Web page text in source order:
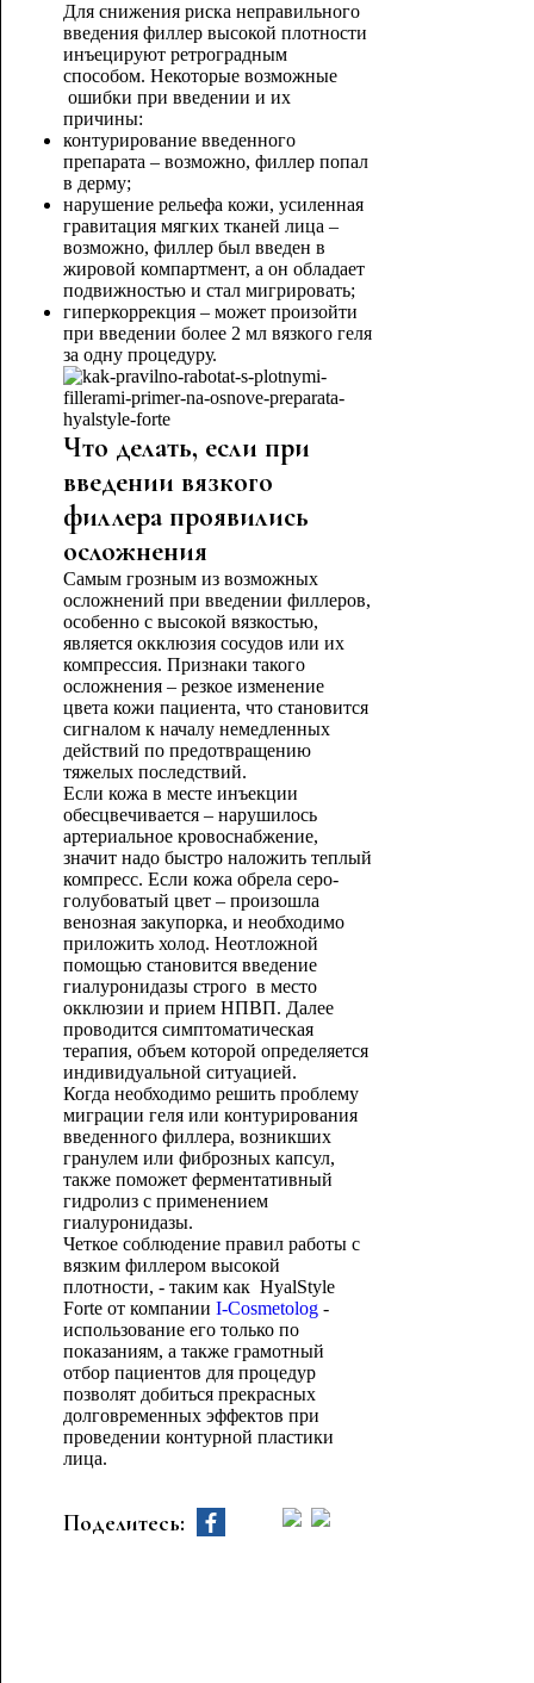
Для снижения риска неправильного
введения филлер высокой плотности
инъецируют ретроградным
способом. Некоторые возможные
ошибки при введении и их
причины:
контурирование введенного
препарата – возможно, филлер попал
в дерму;
нарушение рельефа кожи, усиленная
гравитация мягких тканей лица –
возможно, филлер был введен в
жировой компартмент, а он обладает
подвижностью и стал мигрировать;
гиперкоррекция – может произойти
при введении более 2 мл вязкого геля
за одну процедуру.
Что делать, если при
введении вязкого
филлера проявились
осложнения
Самым грозным из возможных
осложнений при введении филлеров,
особенно с высокой вязкостью,
является окклюзия сосудов или их
компрессия. Признаки такого
осложнения – резкое изменение
цвета кожи пациента, что становится
сигналом к началу немедленных
действий по предотвращению
тяжелых последствий.
Если кожа в месте инъекции
обесцвечивается – нарушилось
артериальное кровоснабжение,
значит надо быстро наложить теплый
компресс. Если кожа обрела серо-
голубоватый цвет – произошла
венозная закупорка, и необходимо
приложить холод. Неотложной
помощью становится введение
гиалуронидазы строго в место
окклюзии и прием НПВП. Далее
проводится симптоматическая
терапия, объем которой определяется
индивидуальной ситуацией.
Когда необходимо решить проблему
миграции геля или контурирования
введенного филлера, возникших
гранулем или фиброзных капсул,
также поможет ферментативный
гидролиз с применением
гиалуронидазы.
Четкое соблюдение правил работы с
вязким филлером высокой
плотности, - таким как HyalStyle
Forte от компании I-Cosmetolog-
использование его только по
показаниям, а также грамотный
отбор пациентов для процедур
позволят добиться прекрасных
долговременных эффектов при
проведении контурной пластики
лица.
Поделитесь: